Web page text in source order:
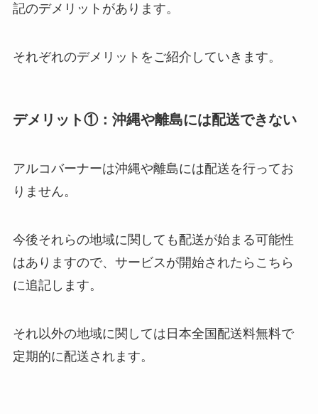
記のデメリットがあります。
それぞれのデメリットをご紹介していきます。
デメリット①：沖縄や離島には配送できない
アルコバーナーは沖縄や離島には配送を行ってお
りません。
今後それらの地域に関しても配送が始まる可能性
はありますので、サービスが開始されたらこちら
に追記します。
それ以外の地域に関しては日本全国配送料無料で
定期的に配送されます。